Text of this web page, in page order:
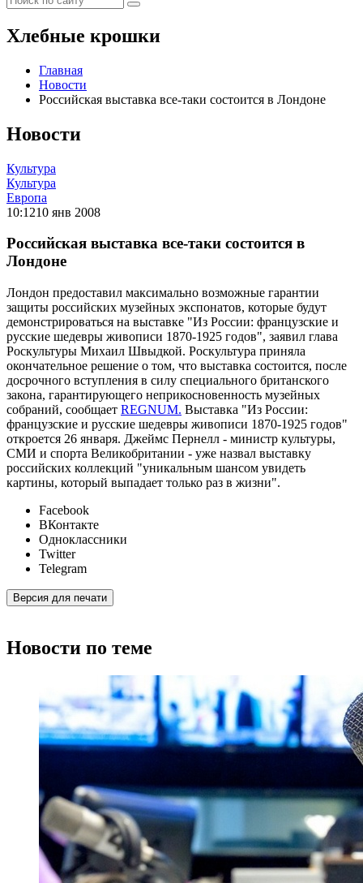
Хлебные крошки
Главная
Новости
Российская выставка все-таки состоится в Лондоне
Новости
Культура
Культура
Европа
10:1210 янв 2008
Российская выставка все-таки состоится в
Лондоне
Лондон предоставил максимально возможные гарантии
защиты российских музейных экспонатов, которые будут
демонстрироваться на выставке "Из России: французские и
русские шедевры живописи 1870-1925 годов", заявил глава
Роскультуры Михаил Швыдкой. Роскультура приняла
окончательное решение о том, что выставка состоится, после
досрочного вступления в силу специального британского
закона, гарантирующего неприкосновенность музейных
собраний, сообщает REGNUM. Выставка "Из России:
французские и русские шедевры живописи 1870-1925 годов"
откроется 26 января. Джеймс Пернелл - министр культуры,
СМИ и спорта Великобритании - уже назвал выставку
российских коллекций "уникальным шансом увидеть
картины, который выпадает только раз в жизни".
Facebook
ВКонтакте
Одноклассники
Twitter
Telegram
Версия для печати
Новости по теме